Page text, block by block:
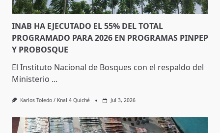
INAB HA EJECUTADO EL 55% DEL TOTAL
PROGRAMADO PARA 2026 EN PROGRAMAS PINPEP
Y PROBOSQUE
El Instituto Nacional de Bosques con el respaldo del
Ministerio ...
Karlos Toledo / Knal 4 Quiché Jul 3, 2026